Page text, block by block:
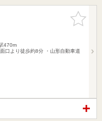
お気に入
りに追加
470m
口より徒歩約8分 ・山形自動車道